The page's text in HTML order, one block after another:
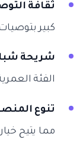
ثقافة
كبير
شريحة
الفئة
تنوع
مما يتيح